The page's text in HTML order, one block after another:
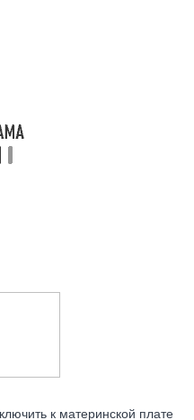
к материнской плате